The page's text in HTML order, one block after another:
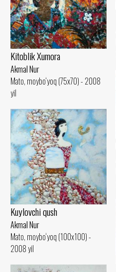
Kitoblik Xumora
Akmal Nur
Mato, moybo‘yoq (75x70) - 2008
yil
Kuylovchi qush
Akmal Nur
Mato, moybo‘yoq (100x100) -
2008 yil